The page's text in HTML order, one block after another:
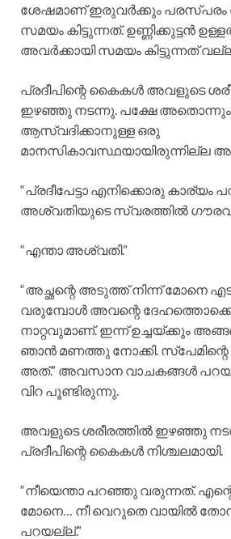
ശേഷമാണ് ഇരുവർക്കും പരസ്പരം
സമയം കിട്ടുന്നത്. ഉണ്ണിക്കുട്ടൻ
അവർക്കായി സമയം കിട്ടുന്നത്
പ്രദീപിന്റെ കൈകൾ അവളുടെ
ഇഴഞ്ഞു നടന്നു. പക്ഷേ അതൊന്നും
ആസ്വദിക്കാനുള്ള ഒരു
മാനസികാവസ്ഥയായിരുന്നില്ല
“പ്രദീപേട്ടാ എനിക്കൊരു കാര്യം
അശ്വതിയുടെ സ്വരത്തിൽ
“എന്താ അശ്വതി.”
“അച്ഛന്റെ അടുത്ത് നിന്ന്
വരുമ്പോൾ അവന്റെ
നാറ്റവുമാണ്. ഇന്ന് ഉച്ചയ്ക്കും
ഞാൻ മണത്തു നോക്കി. സ്‌പേമിന്റെ
അത്.” അവസാന വാചകങ്ങൾ
വിറ പൂണ്ടിരുന്നു.
അവളുടെ ശരീരത്തിൽ ഇഴഞ്ഞു
പ്രദീപിന്റെ കൈകൾ നിശ്ചലമായി.
“നീയെന്താ പറഞ്ഞു വരുന്നത്.
മോനെ… നീ വെറുതെ വായിൽ
പറയല്ല്.”